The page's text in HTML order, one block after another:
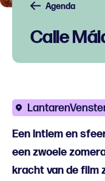
Agenda
Calle
Een intiem en
een zwoele
kracht van de film